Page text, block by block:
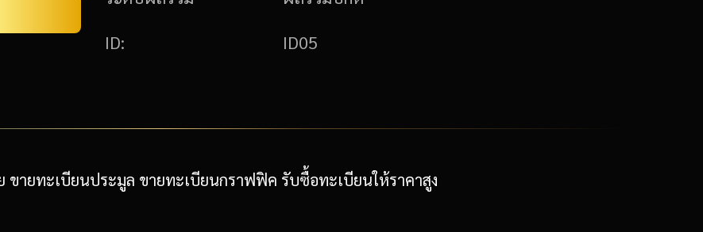
ID: ID05
ขายทะเบียนประมูล ขายทะเบียนกราฟฟิค รับซื้อทะเบียนให้ราคาสูง